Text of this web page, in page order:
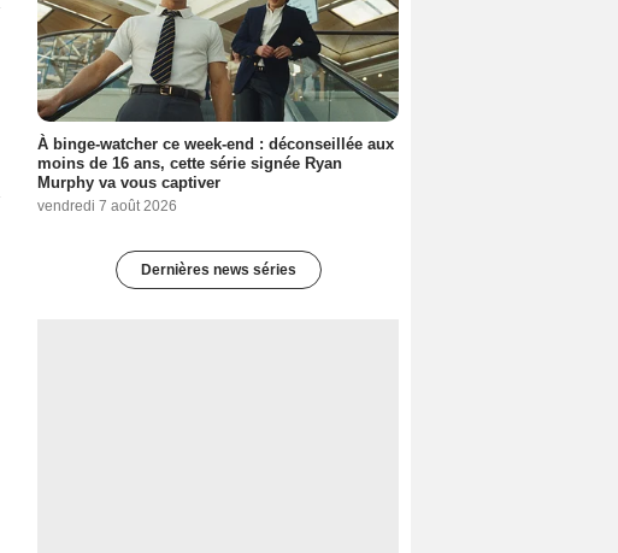
À binge-watcher ce week-end : déconseillée aux
moins de 16 ans, cette série signée Ryan
Murphy va vous captiver
vendredi 7 août 2026
Dernières news séries